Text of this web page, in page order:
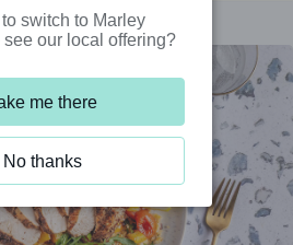
switch to Marley
our local offering?
me there
No thanks